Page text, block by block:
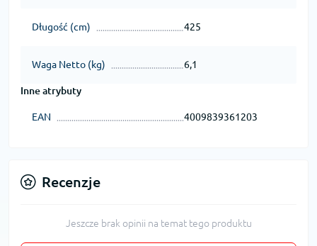
Długość (cm) 425
Waga Netto (kg) 6,1
Inne atrybuty
EAN 4009839361203
Recenzje
Jeszcze brak opinii na temat tego produktu